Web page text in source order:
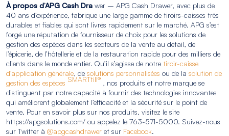
À propos d’APG Cash Dra wer – APG Cash Drawer, avec plus de
40 ans d’expérience, fabrique une large gamme de tiroirs-caisses très
durables et fiables qui sont livrés rapidement sur le marché. APG s’est
forgé une réputation de fournisseur de choix pour les solutions de
gestion des espèces dans les secteurs de la vente au détail, de
l’épicerie, de l’hôtellerie et de la restauration rapide pour des milliers de
clients dans le monde entier. Qu’il s’agisse de notre tiroir-caisse
d’application générale, de solutions personnalisées ou de la solution de
gestion des espèces SMARTtill® , nos produits et notre marque se
distinguent par notre capacité à fournir des technologies innovantes
qui améliorent globalement l’efficacité et la sécurité sur le point de
vente. Pour en savoir plus sur nos produits, visitez le site
https://apgsolutions.com/ ou appelez le 763-571-5000. Suivez-nous
sur Twitter à @apgcashdrawer et sur Facebook.